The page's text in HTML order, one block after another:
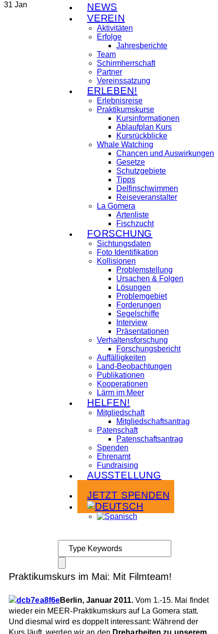
NEWS
VEREIN
Aktivitäten
Erfolge
Jahresberichte
Team
Schirmherrschaft
Partner
Vereinssatzung
ERLEBEN!
Erlebnisreise
Praktikumskurse
Kursinformationen
Ablaufplan Kurs
Kursrückblicke
Whale Watching
Chancen und Auswirkungen
Gesetze
Schutzgebiete
Tipps
Delfinschwimmen
Reiseveranstalter
La Gomera
Artenliste
Fischzucht
FORSCHUNG
Sichtungsdaten
Foto Identifikation
Kollisionen
Problemstellung
Ursachen & Folgen
Lösungen
Problemgebiet
Forderungen
Segelschiffe
Interview
Präsentationen
Verhaltensforschung
Forschungsbericht
Auffälligkeiten
Land-Beobachtungen
Publikationen
Kooperationen
Lärm im Meer
HELFEN!
Mitgliedschaft
Mitgliedschaftsantrag
Patenschaft
Patenschaftsantrag
Spenden
Ehrenamt
Fundraising
AUSSTELLUNG
JETZT SPENDEN
31 Jan
Praktikumskurs im Mai: Mit Filmteam!
Berlin, Januar 2011.Vom 1.-15. Mai findet
wieder ein MEER-Praktikumskurs auf La Gomera statt.
Und diesmal wird es doppelt interessant: Während der
Kurs läuft, werden wir an den Dreharbeiten zu unserem